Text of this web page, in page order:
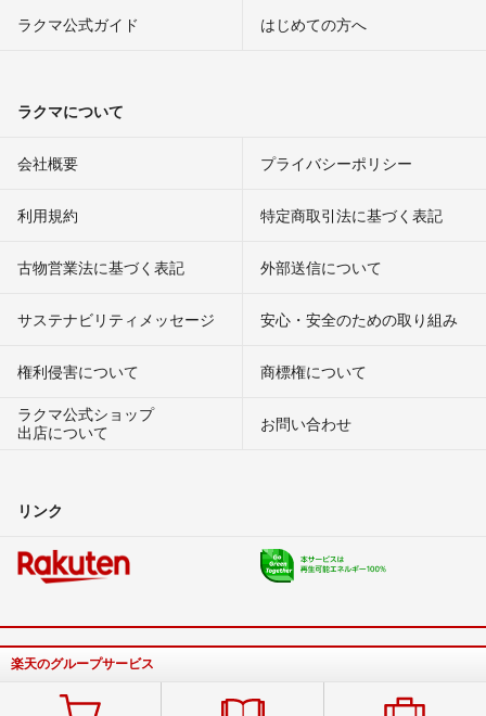
ラクマ公式ガイド はじめての方へ
ラクマについて
会社概要 プライバシーポリシー
利用規約 特定商取引法に基づく表記
古物営業法に基づく表記 外部送信について
サステナビリティメッセージ 安心・安全のための取り組み
権利侵害について
商標権について
ラクマ公式ショップ
出店について
お問い合わせ
リンク
楽天のグループサービス